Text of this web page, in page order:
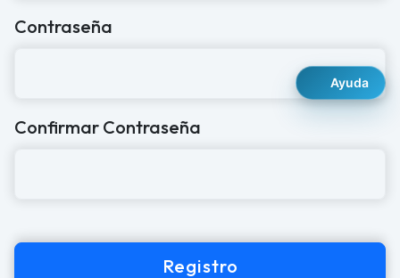
Contraseña
Confirmar Contraseña
Registro
Ayuda